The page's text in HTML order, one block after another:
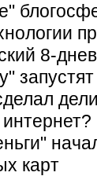
8-
карт